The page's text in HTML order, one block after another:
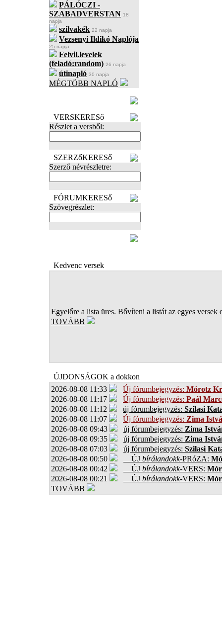
PÁLÓCZI -
SZABADVERSTAN 18
napja
szilvakék 22 napja
Vezsenyi Ildikó Naplója
25 napja
Felvil.levelek
(feladó:random) 26 napja
útinapló 30 napja
MÉGTÖBB NAPLÓ
VERSKERESő
Részlet a versből:
SZERZőKERESő
Szerző névrészletre:
FÓRUMKERESő
Szövegrészlet:
Kedvenc versek
Egyelőre a lista üres. Bővíteni a listát az egyes versek
TOVÁBB
ÚJDONSÁGOK a dokkon
2026-08-08 11:33
Új fórumbejegyzés: Mórotz
2026-08-08 11:17
Új fórumbejegyzés: Paál
2026-08-08 11:12
új fórumbejegyzés: Szilasi
2026-08-08 11:07
Új fórumbejegyzés: Zima
2026-08-08 09:43
új fórumbejegyzés: Zima
2026-08-08 09:35
új fórumbejegyzés: Zima
2026-08-08 07:03
új fórumbejegyzés: Szilasi
2026-08-08 00:50
ÚJ bírálandokk-PRóZA:
2026-08-08 00:42
ÚJ bírálandokk-VERS:
2026-08-08 00:21
ÚJ bírálandokk-VERS:
TOVÁBB